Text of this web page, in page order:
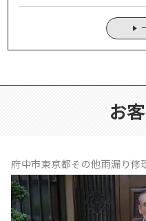
お
府中市東京都その他雨漏り修